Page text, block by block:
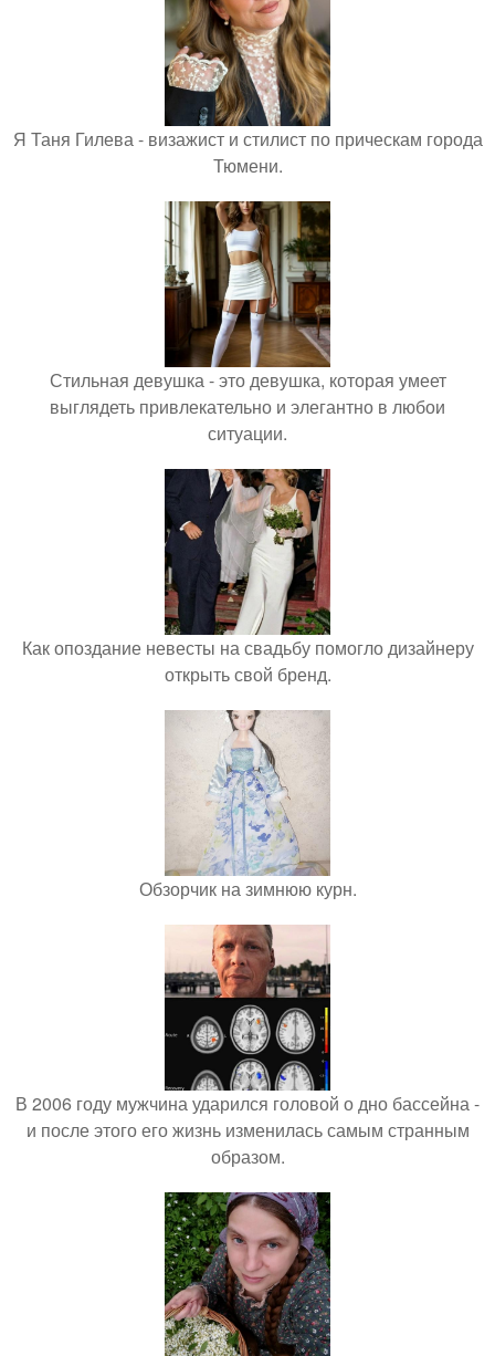
Я Таня Гилева - визажист и стилист по прическам города
Тюмени.
Стильная девушка - это девушка, которая умеет
выглядеть привлекательно и элегантно в любои
ситуации.
Как опоздание невесты на свадьбу помогло дизайнеру
открыть свой бренд.
Обзорчик на зимнюю курн.
В 2006 году мужчина ударился головой о дно бассейна -
и после этого его жизнь изменилась самым странным
образом.